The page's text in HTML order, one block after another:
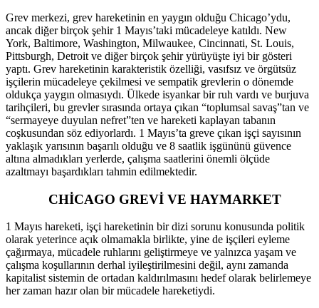
Grev merkezi, grev hareketinin en yaygın olduğu Chicago’ydu,
ancak diğer birçok şehir 1 Mayıs’taki mücadeleye katıldı. New
York, Baltimore, Washington, Milwaukee, Cincinnati, St. Louis,
Pittsburgh, Detroit ve diğer birçok şehir yürüyüşte iyi bir gösteri
yaptı. Grev hareketinin karakteristik özelliği, vasıfsız ve örgütsüz
işçilerin mücadeleye çekilmesi ve sempatik grevlerin o dönemde
oldukça yaygın olmasıydı. Ülkede isyankar bir ruh vardı ve burjuva
tarihçileri, bu grevler sırasında ortaya çıkan “toplumsal savaş”tan ve
“sermayeye duyulan nefret”ten ve hareketi kaplayan tabanın
coşkusundan söz ediyorlardı. 1 Mayıs’ta greve çıkan işçi sayısının
yaklaşık yarısının başarılı olduğu ve 8 saatlik işgününü güvence
altına almadıkları yerlerde, çalışma saatlerini önemli ölçüde
azaltmayı başardıkları tahmin edilmektedir.
CHİCAGO GREVİ VE HAYMARKET
1 Mayıs hareketi, işçi hareketinin bir dizi sorunu konusunda politik
olarak yeterince açık olmamakla birlikte, yine de işçileri eyleme
çağırmaya, mücadele ruhlarını geliştirmeye ve yalnızca yaşam ve
çalışma koşullarının derhal iyileştirilmesini değil, aynı zamanda
kapitalist sistemin de ortadan kaldırılmasını hedef olarak belirlemeye
her zaman hazır olan bir mücadele hareketiydi.